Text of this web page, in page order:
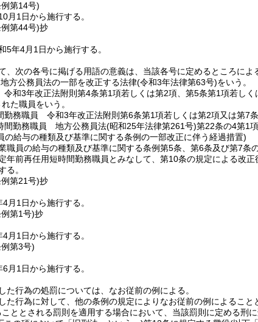
第14号)
月1日から施行する。
第44号)抄
5年4月1日から施行する。
、次の各号に掲げる用語の意義は、当該各号に定めるところによ
方公務員法の一部を改正する法律(令和3年法律第63号)をいう。
和3年改正法附則第4条第1項若しくは第2項、第5条第1項若し
た職員をいう。
勤務職員 令和3年改正法附則第6条第1項若しくは第2項又は第7
間勤務職員 地方公務員法(昭和25年法律第261号)第22条の4第1
の給与の種類及び基準に関する条例の一部改正に伴う経過措置)
職員の給与の種類及び基準に関する条例第5条、第6条及び第7条
年前再任用短時間勤務職員とみなして、第10条の規定による改
る。
第21号)抄
月1日から施行する。
第1号)抄
月1日から施行する。
第3号)
月1日から施行する。
た行為の処罰については、なお従前の例による。
た行為に対して、他の条例の規定によりなお従前の例によるこ
ととされる罰則を適用する場合において、当該罰則に定める刑